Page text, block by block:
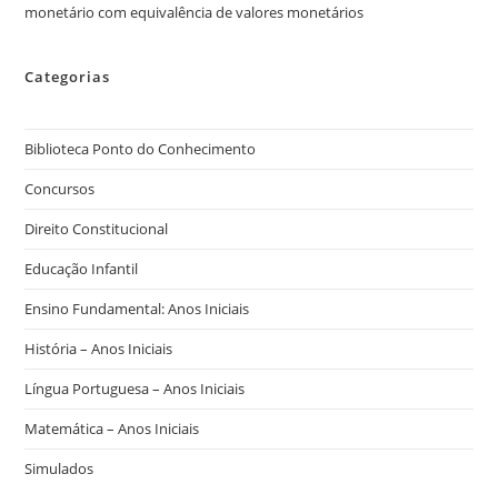
monetário com equivalência de valores monetários
Categorias
Biblioteca Ponto do Conhecimento
Concursos
Direito Constitucional
Educação Infantil
Ensino Fundamental: Anos Iniciais
História – Anos Iniciais
Língua Portuguesa – Anos Iniciais
Matemática – Anos Iniciais
Simulados